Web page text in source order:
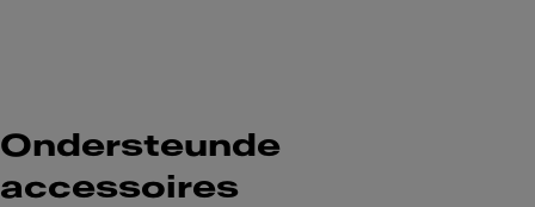
Ondersteunde
accessoires